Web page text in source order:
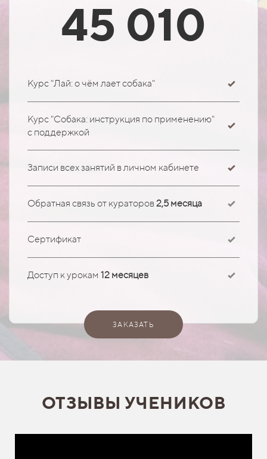
45 010
Курс "Лай: о чём лает собака"
Курс "Собака: инструкция по применению"
с поддержкой
Записи всех занятий в личном кабинете
Обратная связь от кураторов 2,5 месяца
Сертификат
Доступ к урокам 12 месяцев
ЗАКАЗАТЬ
ОТЗЫВЫ УЧЕНИКОВ